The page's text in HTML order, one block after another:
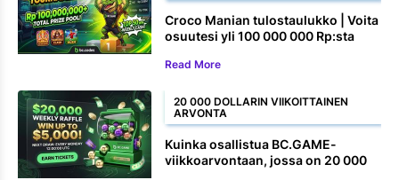
Croco Manian tulostaulukko | Voita
osuutesi yli 100 000 000 Rp:sta
Read More
20 000 DOLLARIN VIIKOITTAINEN
ARVONTA
Kuinka osallistua BC.GAME-
viikkoarvontaan, jossa on 20 000